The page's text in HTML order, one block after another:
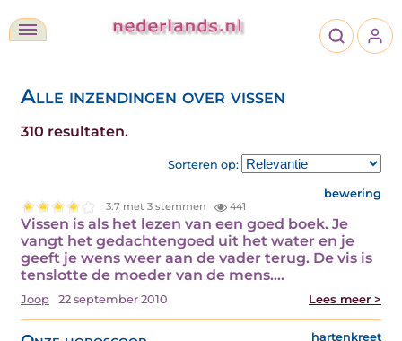
Alle inzendingen over vissen
310 resultaten.
Sorteren op:
bewering
3.7 met 3 stemmen 441
Vissen is als het lezen van een goed boek. Je
vangt het gedachtengoed uit het water en je
geeft je wens weer aan de vader terug. De vis is
tenslotte de moeder van de mens.…
Joop 22 september 2010 Lees meer >
hartenkreet